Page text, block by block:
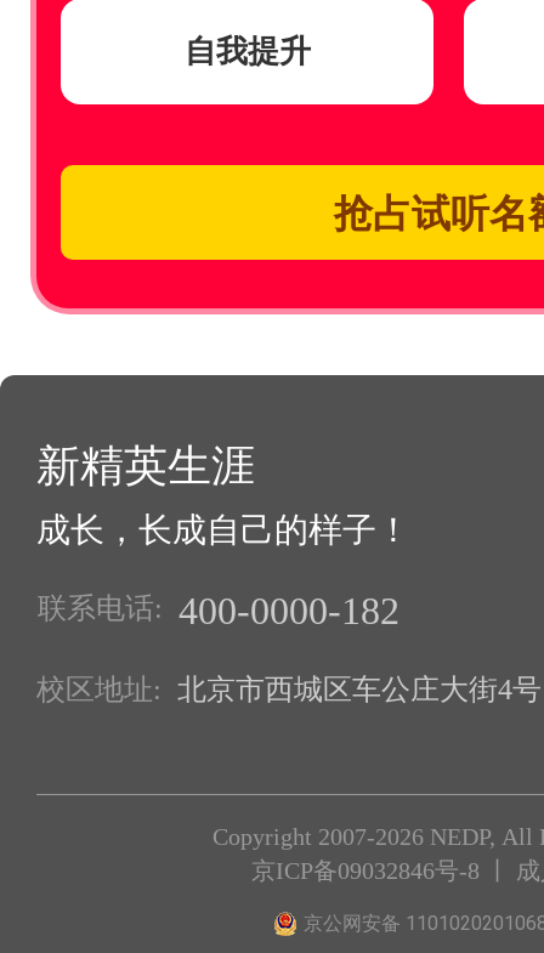
自我提升
抢占试听名
新精英生涯
成长，长成自己的样子！
联系电话: 400-0000-182
校区地址: 北京市西城区车公庄大街4
Copyright 2007-2026 NEDP, All
京ICP备09032846号-8 丨
京公网安备